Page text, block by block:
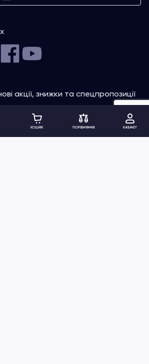
акції, знижки та спецпропозиції